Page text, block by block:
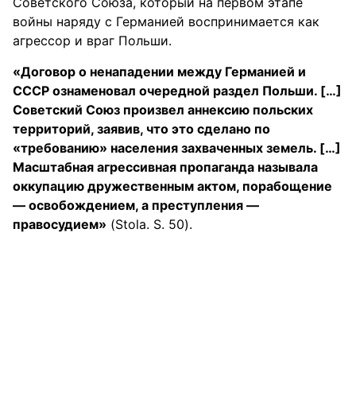
войны наряду с Германией воспринимается как
агрессор и враг Польши.
«Договор о ненападении между Германией и
СССР ознаменовал очередной раздел Польши. […]
Советский Союз произвел аннексию польских
территорий, заявив, что это сделано по
«требованию» населения захваченных земель. […]
Масштабная агрессивная пропаганда называла
оккупацию дружественным актом, порабощение
— освобождением, а преступления —
правосудием» (Stola. S. 50).